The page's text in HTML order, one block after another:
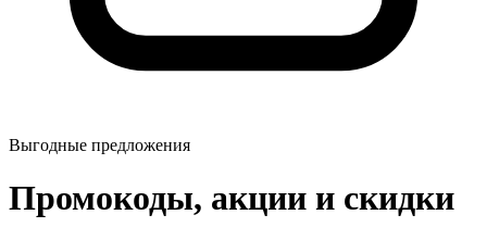
Выгодные предложения
Промокоды, акции и скидки